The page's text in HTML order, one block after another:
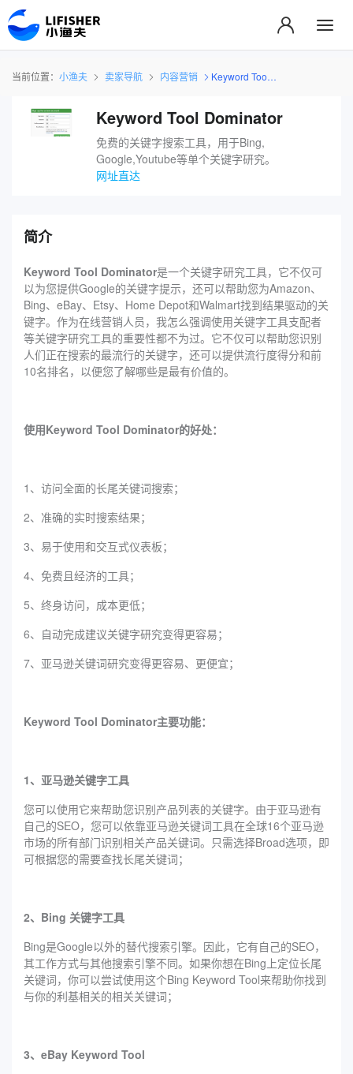
当前位置： 小渔夫 卖家导航 内容营销 Keyword Tool Dominator
Keyword Tool Dominator
免费的关键字搜索工具，用于Bing,
Google,Youtube等单个关键字研究。
网址直达
简介
Keyword Tool Dominator是一个关键字研究工具，它不仅可
以为您提供Google的关键字提示，还可以帮助您为Amazon、
Bing、eBay、Etsy、Home Depot和Walmart找到结果驱动的关
键字。作为在线营销人员，我怎么强调使用关键字工具支配者
等关键字研究工具的重要性都不为过。它不仅可以帮助您识别
人们正在搜索的最流行的关键字，还可以提供流行度得分和前
10名排名，以便您了解哪些是最有价值的。
使用Keyword Tool Dominator的好处：
1、访问全面的长尾关键词搜索；
2、准确的实时搜索结果；
3、易于使用和交互式仪表板；
4、免费且经济的工具；
5、终身访问，成本更低；
6、自动完成建议关键字研究变得更容易；
7、亚马逊关键词研究变得更容易、更便宜；
Keyword Tool Dominator主要功能：
1、亚马逊关键字工具
您可以使用它来帮助您识别产品列表的关键字。由于亚马逊有
自己的SEO，您可以依靠亚马逊关键词工具在全球16个亚马逊
市场的所有部门识别相关产品关键词。只需选择Broad选项，即
可根据您的需要查找长尾关键词；
2、Bing 关键字工具
Bing是Google以外的替代搜索引擎。因此，它有自己的SEO，
其工作方式与其他搜索引擎不同。如果你想在Bing上定位长尾
关键词，你可以尝试使用这个Bing Keyword Tool来帮助你找到
与你的利基相关的相关关键词；
3、eBay Keyword Tool